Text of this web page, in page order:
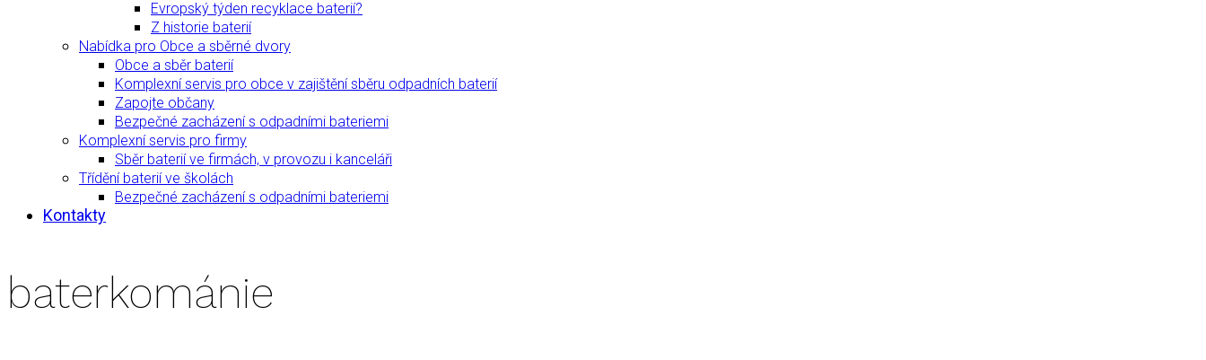
Evropský týden recyklace baterií?
Z historie baterií
Nabídka pro Obce a sběrné dvory
Obce a sběr baterií
Komplexní servis pro obce v zajištění sběru odpadních baterií
Zapojte občany
Bezpečné zacházení s odpadními bateriemi
Komplexní servis pro firmy
Sběr baterií ve firmách, v provozu i kanceláři
Třídění baterií ve školách
Bezpečné zacházení s odpadními bateriemi
Kontakty
baterkománie